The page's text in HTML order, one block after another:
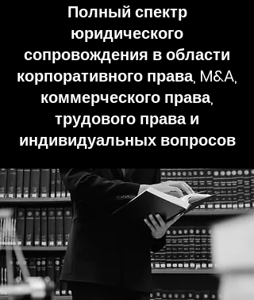
Полный спектр
юридического
сопровождения в области
корпоративного права, M&A,
коммерческого права,
трудового права и
индивидуальных вопросов